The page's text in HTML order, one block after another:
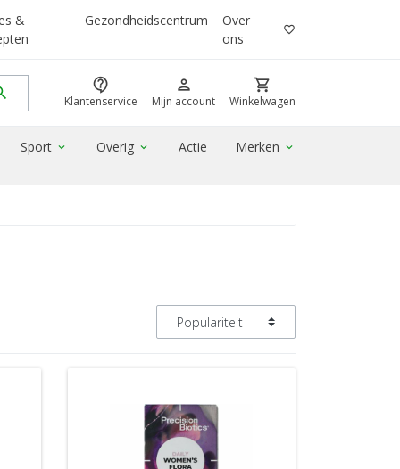
&
Gezondheidscentrum
Over
ons
favorite_border
contact_support
Klantenservice
person
Mijn account
shopping_cart
Winkelwagen
Sport expand_more Overig expand_more Actie Merken expand_more